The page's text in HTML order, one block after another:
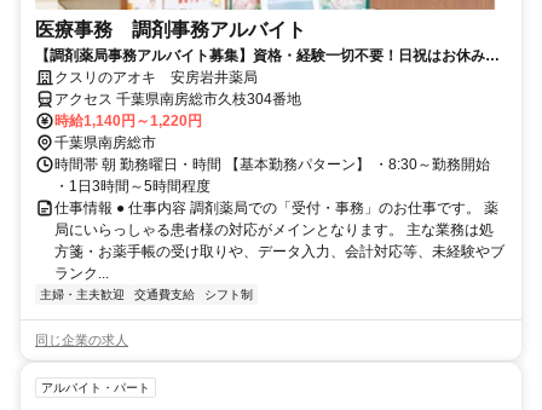
医療事務 調剤事務アルバイト
【調剤薬局事務アルバイト募集】資格・経験一切不要！日祝はお休みの
お仕事！
クスリのアオキ 安房岩井薬局
アクセス 千葉県南房総市久枝304番地
時給1,140円～1,220円
千葉県南房総市
時間帯 朝 勤務曜日・時間 【基本勤務パターン】 ・8:30～勤務開始
・1日3時間～5時間程度
仕事情報 ● 仕事内容 調剤薬局での「受付・事務」のお仕事です。 薬
局にいらっしゃる患者様の対応がメインとなります。 主な業務は処
方箋・お薬手帳の受け取りや、データ入力、会計対応等、未経験やブ
ランク...
主婦・主夫歓迎 交通費支給 シフト制
同じ企業の求人
アルバイト・パート